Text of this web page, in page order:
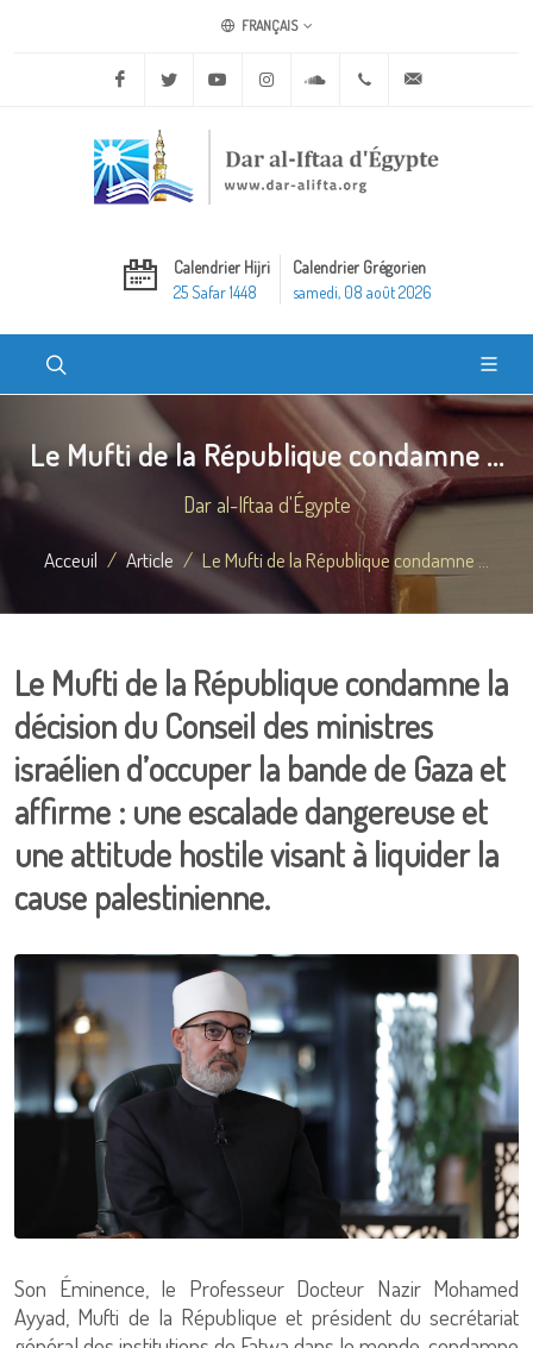
FRANÇAIS
Facebook Twitter Youtube Instagram Soundcloud+20 2 25970400
Calendrier Hijri
25 Safar 1448
Calendrier Grégorien
samedi, 08 août 2026
Le Mufti de la République condamne ...
Dar al-Iftaa d'Égypte
Acceuil Article Le Mufti de la République condamne ...
Le Mufti de la République condamne la
décision du Conseil des ministres
israélien d’occuper la bande de Gaza et
affirme : une escalade dangereuse et
une attitude hostile visant à liquider la
cause palestinienne.
Son Éminence, le Professeur Docteur Nazir Mohamed
Ayyad, Mufti de la République et président du secrétariat